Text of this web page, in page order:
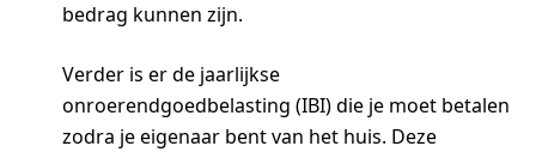
bedrag kunnen zijn.
Verder is er de jaarlijkse
onroerendgoedbelasting (IBI) die je moet betalen
zodra je eigenaar bent van het huis. Deze